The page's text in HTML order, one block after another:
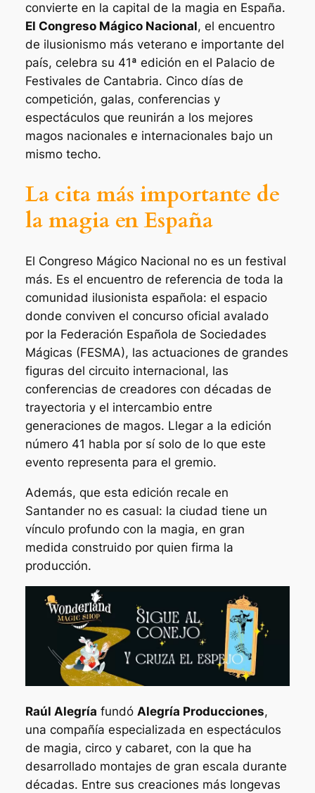
convierte en la capital de la magia en España.
El Congreso Mágico Nacional, el encuentro
de ilusionismo más veterano e importante del
país, celebra su 41ª edición en el Palacio de
Festivales de Cantabria. Cinco días de
competición, galas, conferencias y
espectáculos que reunirán a los mejores
magos nacionales e internacionales bajo un
mismo techo.
La cita más importante de
la magia en España
El Congreso Mágico Nacional no es un festival
más. Es el encuentro de referencia de toda la
comunidad ilusionista española: el espacio
donde conviven el concurso oficial avalado
por la Federación Española de Sociedades
Mágicas (FESMA), las actuaciones de grandes
figuras del circuito internacional, las
conferencias de creadores con décadas de
trayectoria y el intercambio entre
generaciones de magos. Llegar a la edición
número 41 habla por sí solo de lo que este
evento representa para el gremio.
Además, que esta edición recale en
Santander no es casual: la ciudad tiene un
vínculo profundo con la magia, en gran
medida construido por quien firma la
producción.
Raúl Alegría fundó Alegría Producciones,
una compañía especializada en espectáculos
de magia, circo y cabaret, con la que ha
desarrollado montajes de gran escala durante
décadas. Entre sus creaciones más longevas